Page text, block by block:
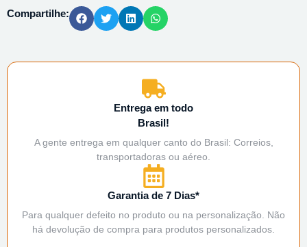
Compartilhe:
Entrega em todo
Brasil!
A gente entrega em qualquer canto do Brasil: Correios,
transportadoras ou aéreo.
Garantia de 7 Dias*
Para qualquer defeito no produto ou na personalização. Não
há devolução de compra para produtos personalizados.